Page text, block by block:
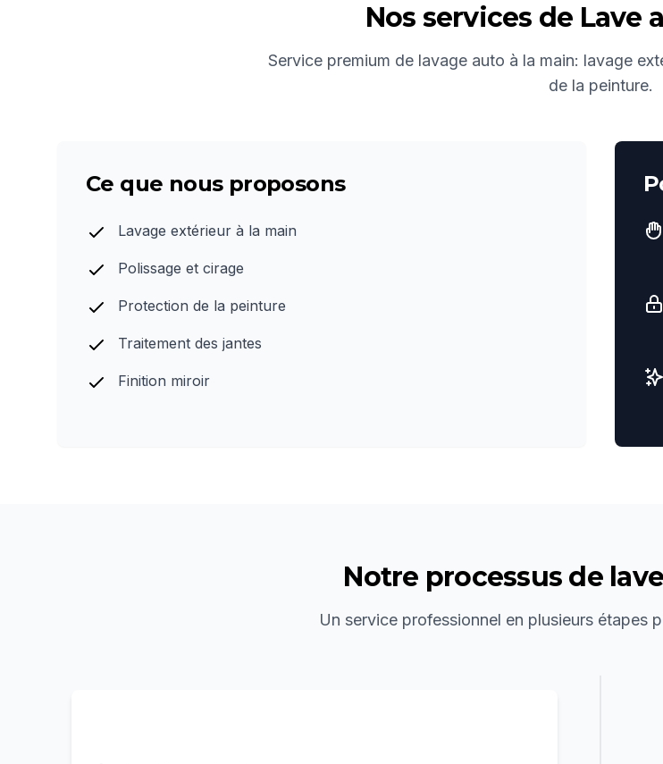
Nos services de Lave
Service premium de lavage auto à la main: lavage
de la peinture.
Ce que nous proposons
Lavage extérieur à la main
Polissage et cirage
Protection de la peinture
Traitement des jantes
Finition miroir
Notre processus de
Un service professionnel en plusieurs étapes